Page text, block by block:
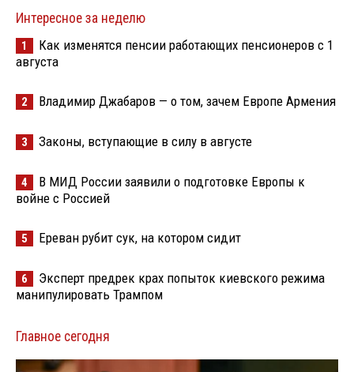
Интересное за неделю
1
Как изменятся пенсии работающих пенсионеров с 1
августа
2 Владимир Джабаров — о том, зачем Европе Армения
3 Законы, вступающие в силу в августе
4
В МИД России заявили о подготовке Европы к
войне с Россией
5 Ереван рубит сук, на котором сидит
6
Эксперт предрек крах попыток киевского режима
манипулировать Трампом
Главное сегодня